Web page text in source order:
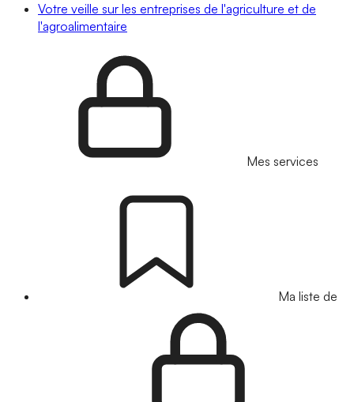
Votre veille sur les entreprises de l'agriculture et de
l'agroalimentaire
Mes services
Ma liste de